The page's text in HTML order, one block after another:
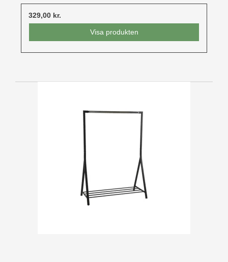
329,00 kr.
Visa produkten